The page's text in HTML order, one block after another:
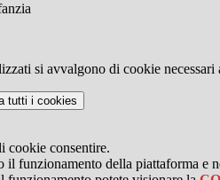
si avvalgono di cookie
tutti i cookies
cookie consentire.
il funzionamento della piattaforma e